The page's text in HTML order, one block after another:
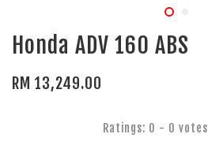
Honda ADV 160 ABS
RM 13,249.00
Ratings: 0 - 0 votes